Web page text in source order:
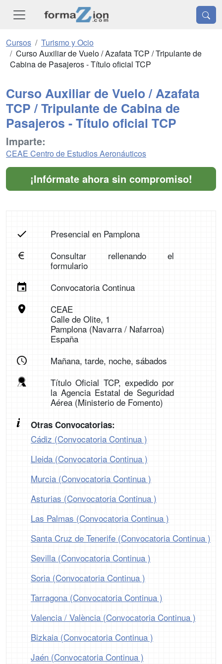
Cursos
Turismo y Ocio
Curso Auxiliar de Vuelo / Azafata TCP / Tripulante de
Cabina de Pasajeros - Título oficial TCP
Curso Auxiliar de Vuelo / Azafata
TCP / Tripulante de Cabina de
Pasajeros - Título oficial TCP
Imparte:
CEAE Centro de Estudios Aeronáuticos
¡Infórmate ahora sin compromiso!
Presencial en Pamplona
Consultar rellenando el
formulario
Convocatoria Continua
CEAE
Calle de Olite, 1
Pamplona (Navarra / Nafarroa)
España
Mañana, tarde, noche, sábados
Título Oficial TCP, expedido por
la Agencia Estatal de Seguridad
Aérea (Ministerio de Fomento)
Otras Convocatorias:
Cádiz (Convocatoria Continua )
Lleida (Convocatoria Continua )
Murcia (Convocatoria Continua )
Asturias (Convocatoria Continua )
Las Palmas (Convocatoria Continua )
Santa Cruz de Tenerife (Convocatoria Continua )
Sevilla (Convocatoria Continua )
Soria (Convocatoria Continua )
Tarragona (Convocatoria Continua )
Valencia / València (Convocatoria Continua )
Bizkaia (Convocatoria Continua )
Jaén (Convocatoria Continua )